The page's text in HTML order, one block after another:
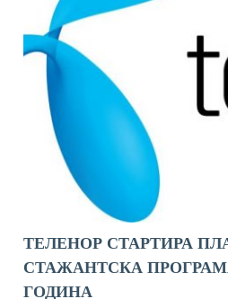
ТЕЛЕНОР СТАРТИРА
СТАЖАНТСКА
ГОДИНА